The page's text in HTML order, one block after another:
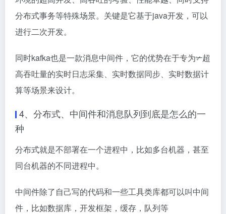
分布式事务等特殊场景。关键是它基于java开发，可以
进行二次开发。
同时kafka也是一款消息中间件，它的优势在于专为✃超
高吞吐量的实时日志采集、实时数据同步、实时数据计
算等场景来设计。
4、 分布式、中间件和消息队列到底是怎么的一
种
分布式就是不部署在一个进程中，比如多台机器，甚至
同台机器的不同进程中。
中间件除了自己写的代码和一些工具类库都可以叫中间
件，比如数据库，开发框架，缓存，队列等